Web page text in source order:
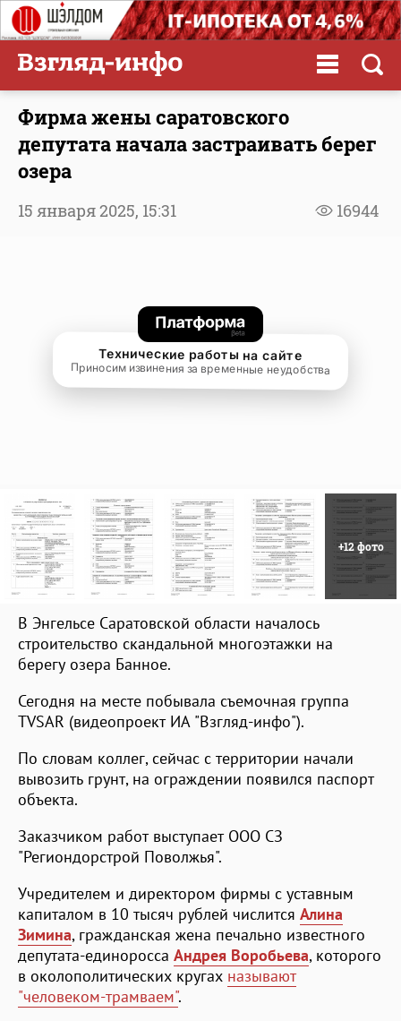
Фирма жены саратовского
депутата начала застраивать берег
озера
16944
15 января 2025, 15:31
+12 фото
В Энгельсе Саратовской области началось
строительство скандальной многоэтажки на
берегу озера Банное.
Сегодня на месте побывала съемочная группа
TVSAR (видеопроект ИА "Взгляд-инфо").
По словам коллег, сейчас с территории начали
вывозить грунт, на ограждении появился паспорт
объекта.
Заказчиком работ выступает ООО СЗ
"Региондорстрой Поволжья".
Учредителем и директором фирмы с уставным
капиталом в 10 тысяч рублей числится Алина
Зимина, гражданская жена печально известного
депутата-единоросса Андрея Воробьева, которого
в околополитических кругах называют
"человеком-трамваем".